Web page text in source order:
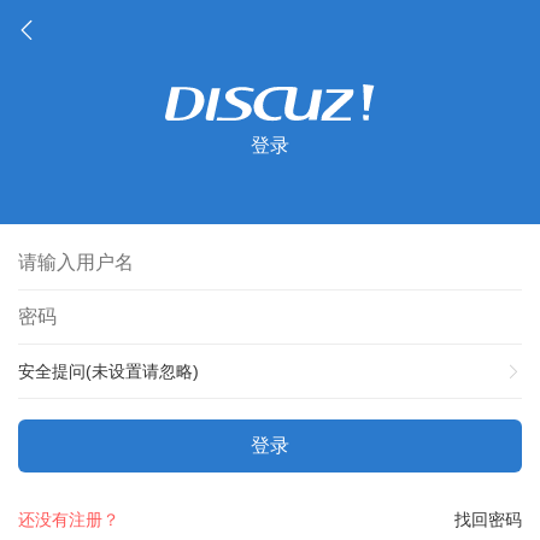
登录
安全提问(未设置请忽略)
登录
找回密码
还没有注册？